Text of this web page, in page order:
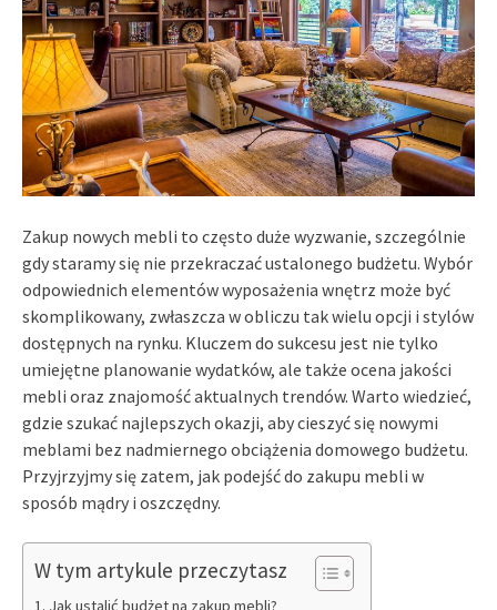
Zakup nowych mebli to często duże wyzwanie, szczególnie
gdy staramy się nie przekraczać ustalonego budżetu. Wybór
odpowiednich elementów wyposażenia wnętrz może być
skomplikowany, zwłaszcza w obliczu tak wielu opcji i stylów
dostępnych na rynku. Kluczem do sukcesu jest nie tylko
umiejętne planowanie wydatków, ale także ocena jakości
mebli oraz znajomość aktualnych trendów. Warto wiedzieć,
gdzie szukać najlepszych okazji, aby cieszyć się nowymi
meblami bez nadmiernego obciążenia domowego budżetu.
Przyjrzyjmy się zatem, jak podejść do zakupu mebli w
sposób mądry i oszczędny.
W tym artykule przeczytasz
Jak ustalić budżet na zakup mebli?